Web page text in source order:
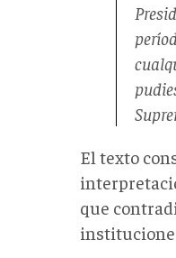
El texto
que